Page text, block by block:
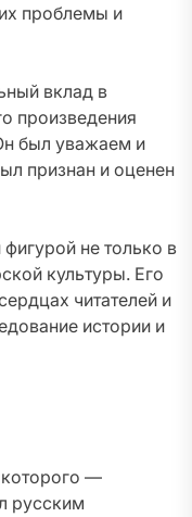
проблемы и
вклад в
произведения
был уважаем и
признан и оценен
не только в
культуры. Его
читателей и
истории и
—
русским